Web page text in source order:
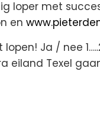
loper met
en
Ja / nee
eiland Texel